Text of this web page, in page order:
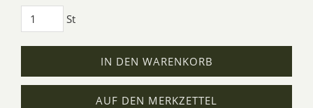
St
IN DEN WARENKORB
AUF DEN MERKZETTEL